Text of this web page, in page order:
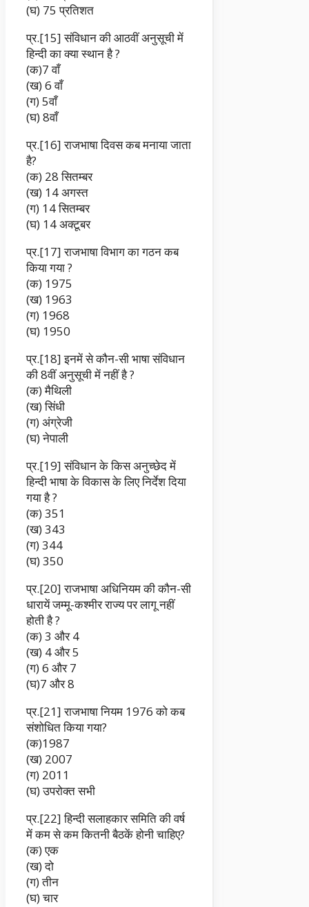
(घ) 75 प्रतिशत
प्र.[15] संविधान की आठवीं अनुसूची में
हिन्दी का क्या स्थान है ?
(क)7 वाँ
(ख) 6 वाँ
(ग) 5वाँ
(घ) 8वाँ
प्र.[16] राजभाषा दिवस कब मनाया जाता
है?
(क) 28 सितम्बर
(ख) 14 अगस्त
(ग) 14 सितम्बर
(घ) 14 अक्टूबर
प्र.[17] राजभाषा विभाग का गठन कब
किया गया ?
(क) 1975
(ख) 1963
(ग) 1968
(घ) 1950
प्र.[18] इनमें से कौन-सी भाषा संविधान
की 8वीं अनुसूची में नहीं है ?
(क) मैथिली
(ख) सिंधी
(ग) अंग्रेजी
(घ) नेपाली
प्र.[19] संविधान के किस अनुच्छेद में
हिन्दी भाषा के विकास के लिए निर्देश दिया
गया है ?
(क) 351
(ख) 343
(ग) 344
(घ) 350
प्र.[20] राजभाषा अधिनियम की कौन-सी
धारायें जम्मू-कश्मीर राज्य पर लागू नहीं
होती है ?
(क) 3 और 4
(ख) 4 और 5
(ग) 6 और 7
(घ)7 और 8
प्र.[21] राजभाषा नियम 1976 को कब
संशोधित किया गया?
(क)1987
(ख) 2007
(ग) 2011
(घ) उपरोक्त सभी
प्र.[22] हिन्दी सलाहकार समिति की वर्ष
में कम से कम कितनी बैठकें होनी चाहिए?
(क) एक
(ख) दो
(ग) तीन
(घ) चार